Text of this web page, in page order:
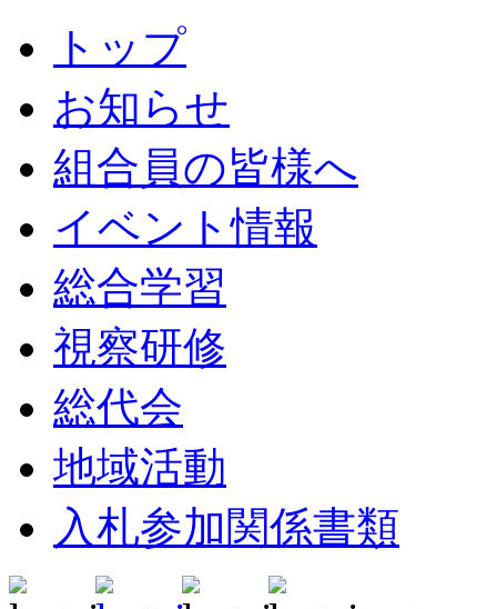
トップ
お知らせ
組合員の皆様へ
イベント情報
総合学習
視察研修
総代会
地域活動
入札参加関係書類